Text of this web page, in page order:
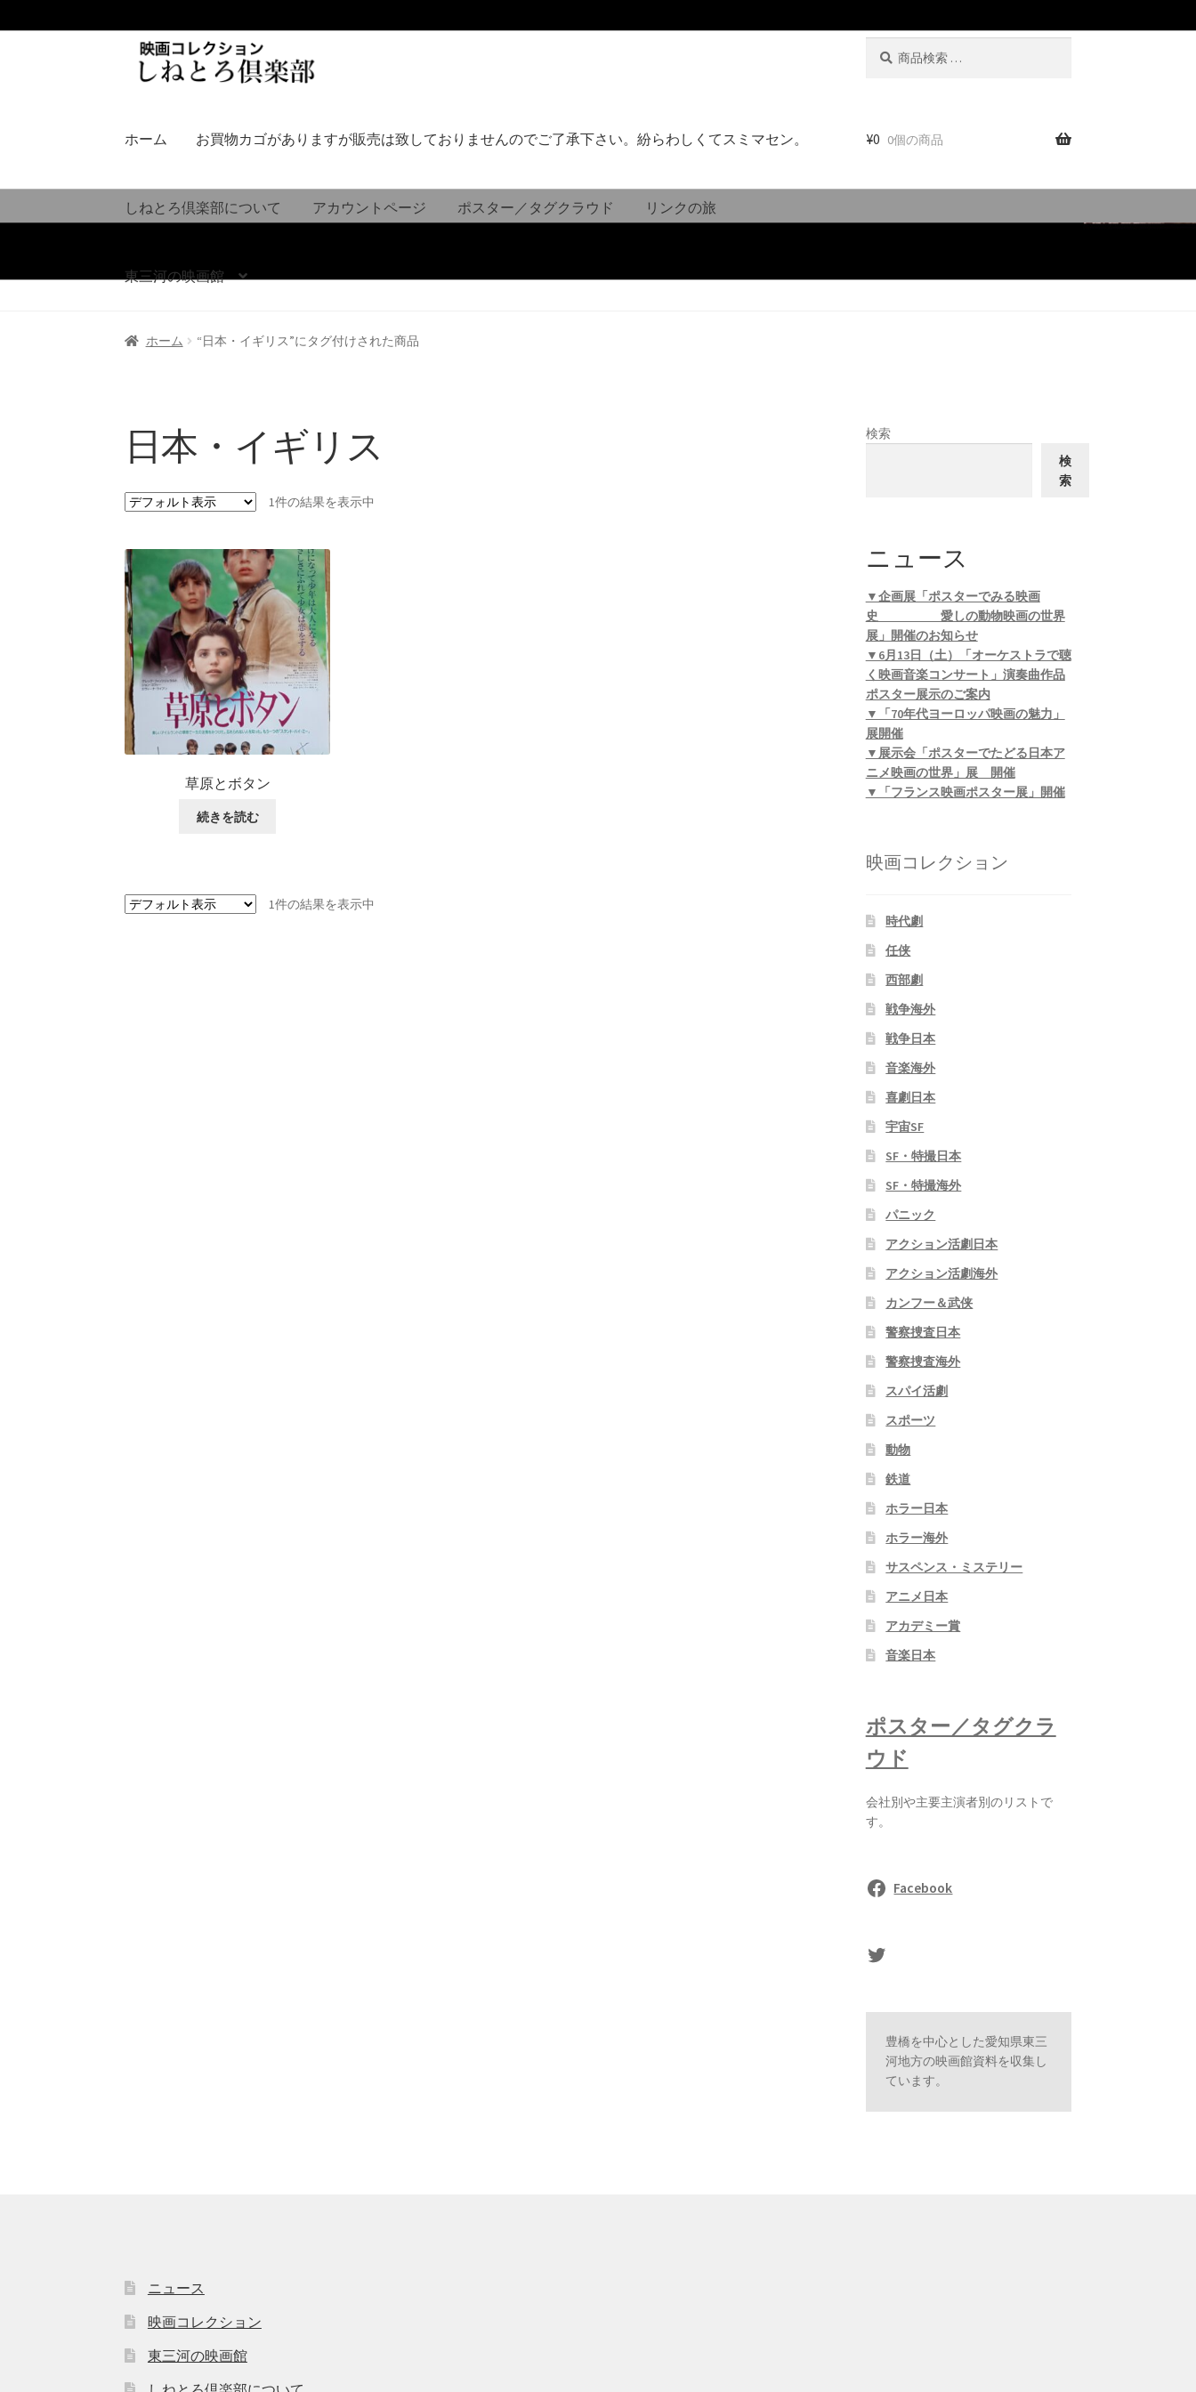
シ
へ
ス
ッ
ツ
キ
ッ
ホーム お買物カゴがありますが販売は致しておりませんのでご了承下さい。紛らわしくてスミマセン。
しねとろ倶楽部について アカウントページ ポスター／タグクラウド リンクの旅
東三河の映画館
¥0 0個の商品
ホーム “日本・イギリス”にタグ付けされた商品
日本・イギリス
1件の結果を表示中
草原とボタン
続きを読む
1件の結果を表示中
検索
検
索
ニュース
▼企画展「ポスターでみる映画
史 愛しの動物映画の世界
展」開催のお知らせ
▼6月13日（土）「オーケストラで聴
く映画音楽コンサート」演奏曲作品
ポスター展示のご案内
▼「70年代ヨーロッパ映画の魅力」
展開催
▼展示会「ポスターでたどる日本ア
ニメ映画の世界」展 開催
▼「フランス映画ポスター展」開催
映画コレクション
時代劇
任侠
西部劇
戦争海外
戦争日本
音楽海外
喜劇日本
宇宙SF
SF・特撮日本
SF・特撮海外
パニック
アクション活劇日本
アクション活劇海外
カンフー＆武侠
警察捜査日本
警察捜査海外
スパイ活劇
スポーツ
動物
鉄道
ホラー日本
ホラー海外
サスペンス・ミステリー
アニメ日本
アカデミー賞
音楽日本
ポスター／タグクラ
ウド
会社別や主要主演者別のリストで
す。
Facebook
sasaki's Twitter
豊橋を中心とした愛知県東三
河地方の映画館資料を収集し
ています。
ニュース
映画コレクション
東三河の映画館